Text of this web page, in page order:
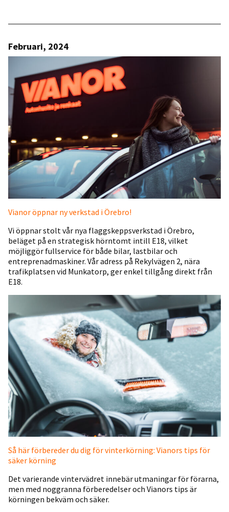
Februari, 2024
Vianor öppnar ny verkstad i Örebro!
Vi öppnar stolt vår nya flaggskeppsverkstad i Örebro,
beläget på en strategisk hörntomt intill E18, vilket
möjliggör fullservice för både bilar, lastbilar och
entreprenadmaskiner. Vår adress på Rekylvägen 2, nära
trafikplatsen vid Munkatorp, ger enkel tillgång direkt från
E18.
Så här förbereder du dig för vinterkörning: Vianors tips för
säker körning
Det varierande vintervädret innebär utmaningar för förarna,
men med noggranna förberedelser och Vianors tips är
körningen bekväm och säker.